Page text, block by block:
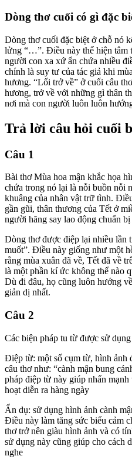
Dòng thơ cuối có gì đặc
Dòng thơ cuối đặc biệt ở chỗ nó
lửng “…”. Điều này thể hiện tâm
người con xa xứ ẩn chứa nhiều
chính là suy tư của tác giả khi
hương. “Lối trở về” ở cuối câu
hương, trở về với những gì thân
nơi mà con người luôn luôn
Trả lời câu hỏi cuối
Câu 1
Bài thơ Mùa hoa mận khắc họa
chứa trong nó lại là nỗi buồn nỗi
khuâng của nhân vật trữ tình.
gần gũi, thân thương của Tết ở
người hăng say lao động chuẩn
Dòng thơ được điệp lại nhiều lần
muốt”. Điều này giống như một
rằng mùa xuân đã về, Tết đã về
là một phần kí ức không thể nào
Dù đi đâu, họ cũng luôn hướng
giản dị nhất.
Câu 2
Các biện pháp tu từ được sử
Điệp từ: một số cụm từ, hình ảnh
câu thơ như: “cành mận bung
pháp điệp từ này giúp nhấn
hoạt diễn ra hàng ngày
Ẩn dụ: sử dụng hình ảnh cành
Điều này làm tăng sức biểu cảm
thơ trở nên giàu hình ảnh và có
sử dụng này cũng giúp cho cách
nghe